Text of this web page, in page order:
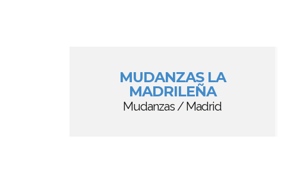
MUDANZAS LA
MADRILEÑA
Mudanzas / Madrid